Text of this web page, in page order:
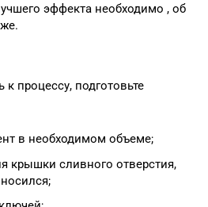
эффекта необходимо , об
процессу, подготовьте
в необходимом объеме;
крышки сливного отверстия,